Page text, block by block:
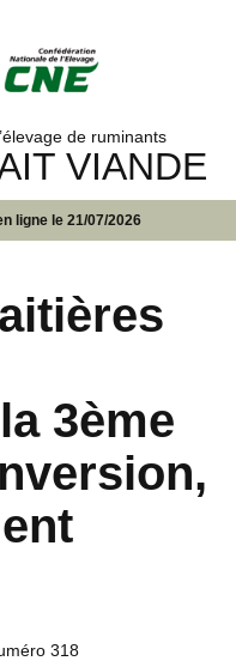
de ruminants
VIANDE
ligne le 21/07/2026
3ème
318